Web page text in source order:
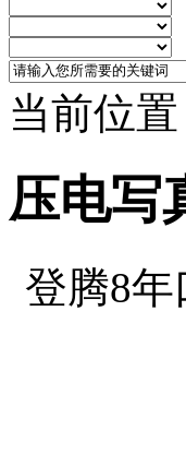
当前位置
压电写
登腾8